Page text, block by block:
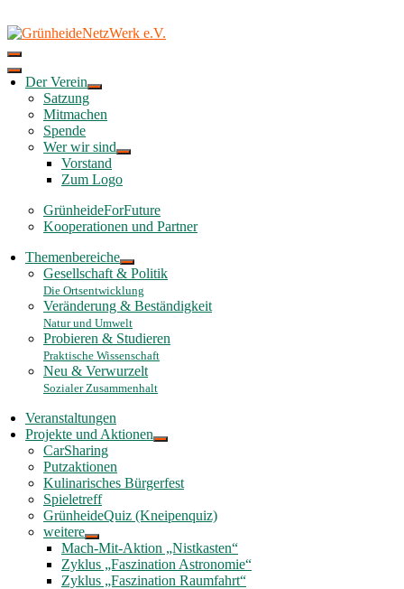
to
Der Verein
Satzung
Mitmachen
Spende
Wer wir sind
Vorstand
Zum Logo
GrünheideForFuture
Kooperationen und Partner
Themenbereiche
Gesellschaft & Politik
Die Ortsentwicklung
Veränderung & Beständigkeit
Natur und Umwelt
Probieren & Studieren
Praktische Wissenschaft
Neu & Verwurzelt
Sozialer Zusammenhalt
Veranstaltungen
Projekte und Aktionen
CarSharing
Putzaktionen
Kulinarisches Bürgerfest
Spieletreff
GrünheideQuiz (Kneipenquiz)
weitere
Mach-Mit-Aktion „Nistkasten“
Zyklus „Faszination Astronomie“
Zyklus „Faszination Raumfahrt“